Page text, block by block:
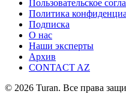
Пользовательское
Политика
Подписка
О нас
Наши эксперты
Архив
CONTACT AZ
© 2026 Turan. Все права